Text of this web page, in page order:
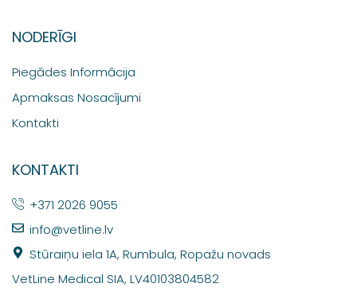
NODERĪGI
Piegādes Informācija
Apmaksas Nosacījumi
Kontakti
KONTAKTI
+371 2026 9055
info@vetline.lv
Stūraiņu iela 1A, Rumbula, Ropažu novads
VetLine Medical SIA, LV40103804582